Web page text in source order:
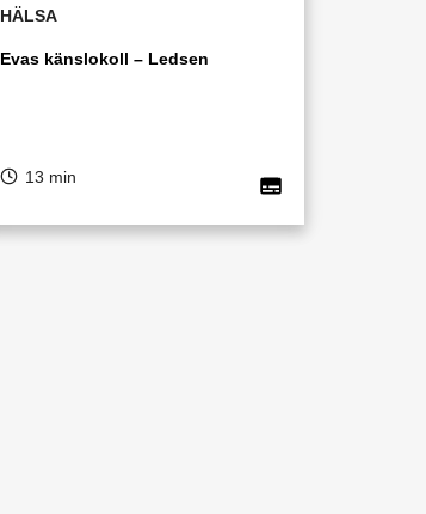
HÄLSA
Evas känslokoll – Ledsen
13 min